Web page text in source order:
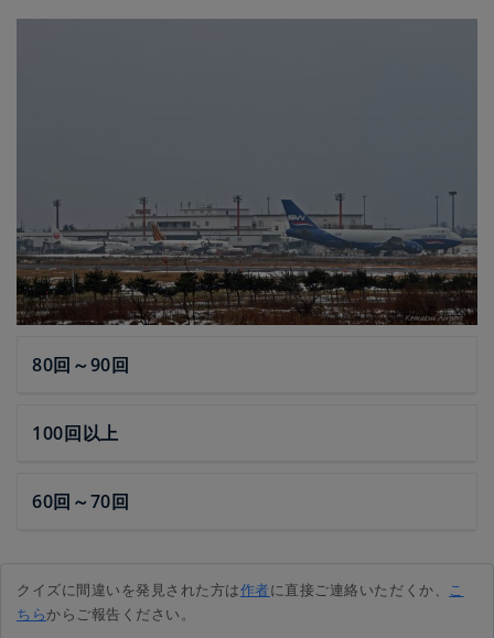
80回～90回
100回以上
60回～70回
クイズに間違いを発見された方は作者に直接ご連絡いただくか、 こ
ちらからご報告ください。